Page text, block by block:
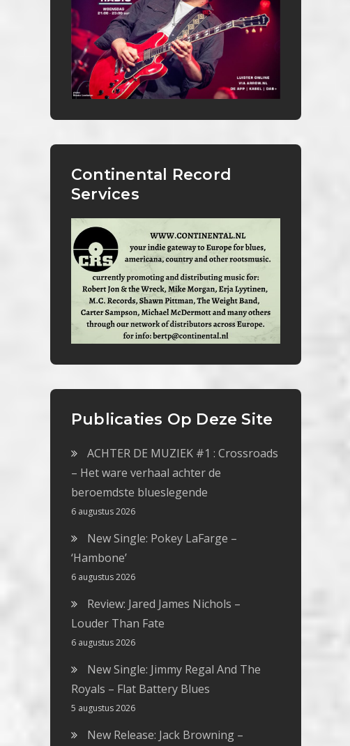
Continental Record
Services
Publicaties Op Deze Site
ACHTER DE MUZIEK #1 : Crossroads
– Het ware verhaal achter de
beroemdste blueslegende
6 augustus 2026
New Single: Pokey LaFarge –
‘Hambone’
6 augustus 2026
Review: Jared James Nichols –
Louder Than Fate
6 augustus 2026
New Single: Jimmy Regal And The
Royals – Flat Battery Blues
5 augustus 2026
New Release: Jack Browning –